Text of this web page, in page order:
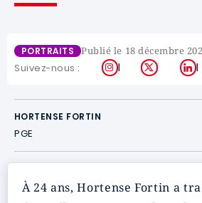
PORTRAITS Publié le 18 décembre
Suivez-nous : Instagram
X
HORTENSE FORTIN
PGE
À 24 ans, Hortense Fortin a